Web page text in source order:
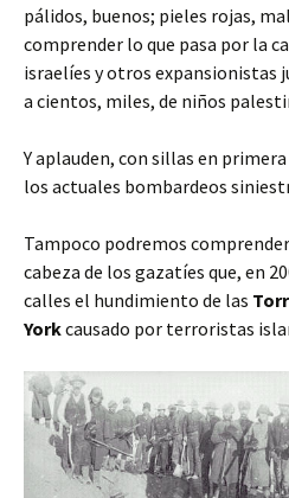
pálidos, buenos; pieles rojas,
comprender lo que pasa por la
israelíes y otros expansionistas
a cientos, miles, de niños
Y aplauden, con sillas en
los actuales bombardeos
Tampoco podremos
cabeza de los gazatíes que, en
calles el hundimiento de las
Yorkcausado por terroristas